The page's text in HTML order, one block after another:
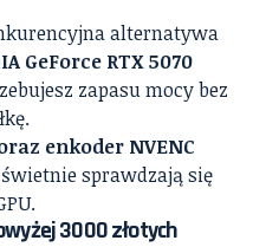
alternatywa
GeForce RTX 5070
zapasu mocy bez
enkoder NVENC
sprawdzają się
3000 złotych